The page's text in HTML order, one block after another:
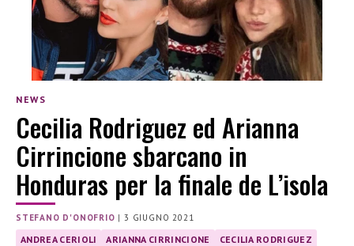
NEWS
Cecilia Rodriguez ed Arianna
Cirrincione sbarcano in
Honduras per la finale de L’isola
STEFANO D'ONOFRIO |3 GIUGNO 2021
ANDREA CERIOLI ARIANNA CIRRINCIONE
CECILIA RODRIGUEZ